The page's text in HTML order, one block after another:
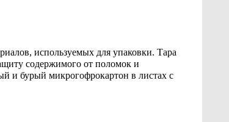
используемых для упаковки. Тара
содержимого от поломок и
и бурый микрогофрокартон в листах с